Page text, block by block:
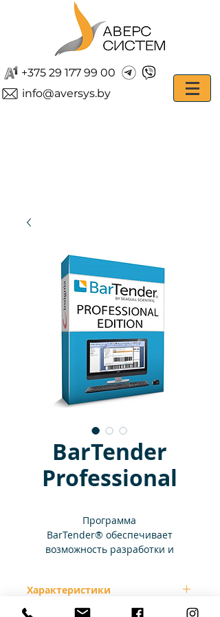
+375 29 177 99 00
info@aversys.by
BarTender
Professional
Программа
BarTender® обеспечивает
возможность разработки и
RFID-меток, карточек и т.д.,
благодаря чему компании по
Характеристики